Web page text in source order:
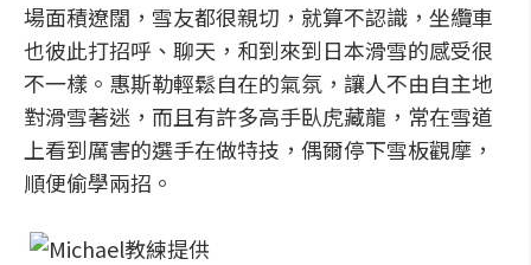
場面積遼闊，雪友都很親切，就算不認識，坐纜車
也彼此打招呼、聊天，和到來到日本滑雪的感受很
不一樣。惠斯勒輕鬆自在的氣氛，讓人不由自主地
對滑雪著迷，而且有許多高手臥虎藏龍，常在雪道
上看到厲害的選手在做特技，偶爾停下雪板觀摩，
順便偷學兩招。